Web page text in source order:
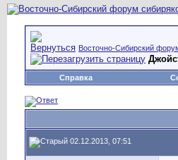
Восточно-Сибирский
Справка
02.12.2013, 07:51